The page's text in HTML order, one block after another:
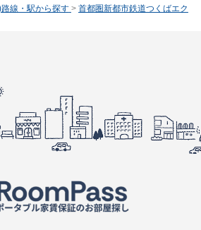
線・駅から探す > 首都圏新都市鉄道つくばエク